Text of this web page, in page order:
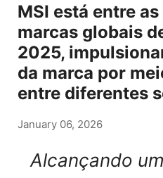
MSI está entre
marcas globais
2025,
da marca por
entre diferentes
January 06, 2026
Alcançando